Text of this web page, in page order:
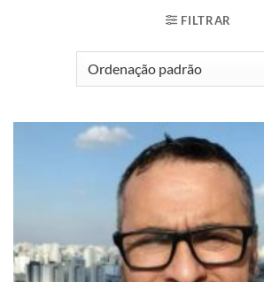
FILTRAR